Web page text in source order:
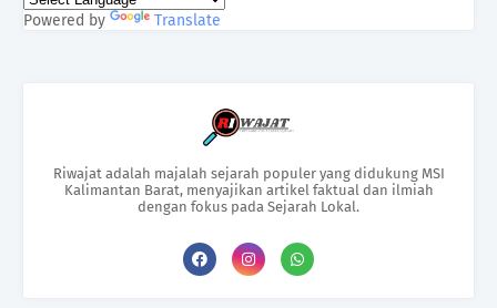
Powered by Translate
Riwajat adalah majalah sejarah populer yang didukung MSI
Kalimantan Barat, menyajikan artikel faktual dan ilmiah
dengan fokus pada Sejarah Lokal.